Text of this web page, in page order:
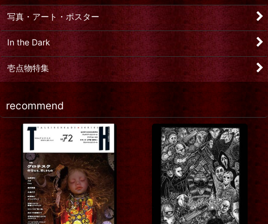
写真・アート・ポスター
In the Dark
壱点物特集
recommend